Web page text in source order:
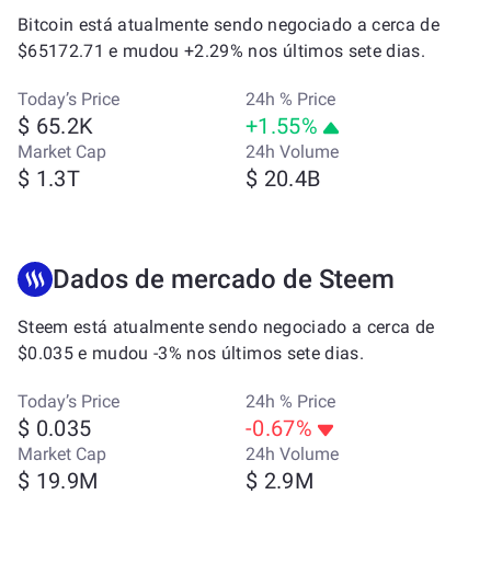
Bitcoin está atualmente sendo negociado a cerca de
$65172.71 e mudou +2.29% nos últimos sete dias.
Today’s Price
$ 65.2K
24h % Price
+1.55%
Market Cap
$ 1.3T
24h Volume
$ 20.4B
Dados de mercado de Steem
Steem está atualmente sendo negociado a cerca de
$0.035 e mudou -3% nos últimos sete dias.
Today’s Price
$ 0.035
24h % Price
-0.67%
Market Cap
$ 19.9M
24h Volume
$ 2.9M